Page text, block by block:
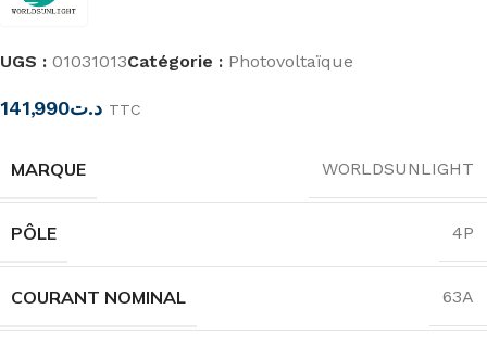
UGS : 01031013Catégorie : Photovoltaïque
د.ت141,990 TTC
MARQUE WORLDSUNLIGHT
PÔLE 4P
COURANT NOMINAL 63A